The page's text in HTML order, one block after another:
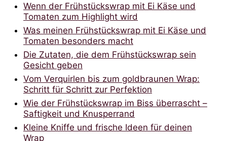
Wenn der Frühstückswrap mit Ei Käse und
Tomaten zum Highlight wird
Was meinen Frühstückswrap mit Ei Käse und
Tomaten besonders macht
Die Zutaten, die dem Frühstückswrap sein
Gesicht geben
Vom Verquirlen bis zum goldbraunen Wrap:
Schritt für Schritt zur Perfektion
Wie der Frühstückswrap im Biss überrascht –
Saftigkeit und Knusperrand
Kleine Kniffe und frische Ideen für deinen
Wrap